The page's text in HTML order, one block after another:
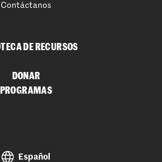
Contáctanos
DE RECURSOS
DONAR
PROGRAMAS
Español